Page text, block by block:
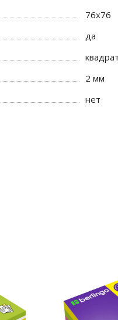
76x76
да
2 мм
нет